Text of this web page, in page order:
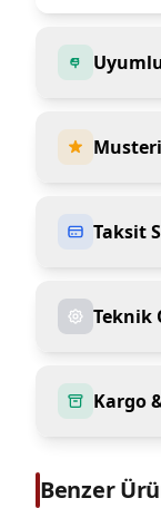
Taksit
Teknik
Kargo
Benzer